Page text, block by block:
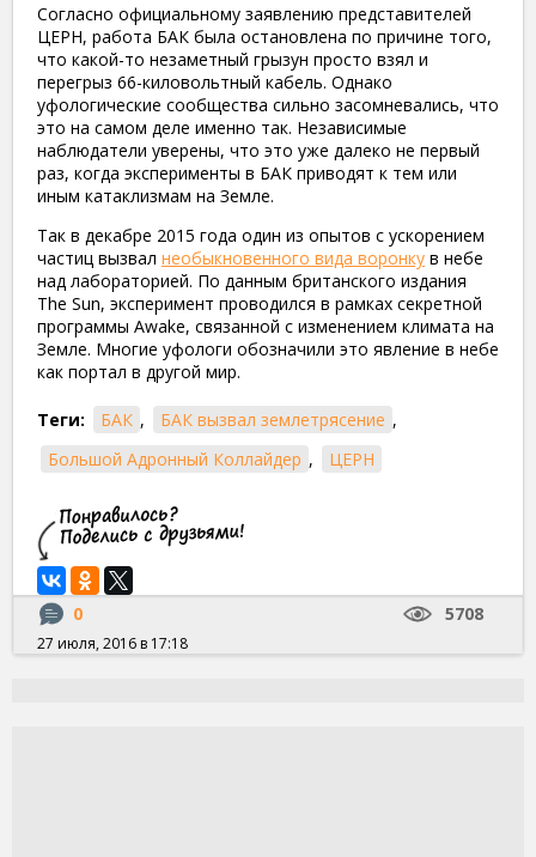
Согласно официальному заявлению представителей
ЦЕРН, работа БАК была остановлена по причине того,
что какой-то незаметный грызун просто взял и
перегрыз 66-киловольтный кабель. Однако
уфологические сообщества сильно засомневались, что
это на самом деле именно так. Независимые
наблюдатели уверены, что это уже далеко не первый
раз, когда эксперименты в БАК приводят к тем или
иным катаклизмам на Земле.
Так в декабре 2015 года один из опытов с ускорением
частиц вызвал необыкновенного вида воронку в небе
над лабораторией. По данным британского издания
The Sun, эксперимент проводился в рамках секретной
программы Awake, связанной с изменением климата на
Земле. Многие уфологи обозначили это явление в небе
как портал в другой мир.
Теги: БАК , БАК вызвал землетрясение ,
Большой Адронный Коллайдер , ЦЕРН
0 5708
27 июля, 2016 в 17:18